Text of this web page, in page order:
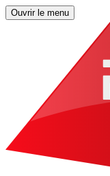
Ouvrir le menu